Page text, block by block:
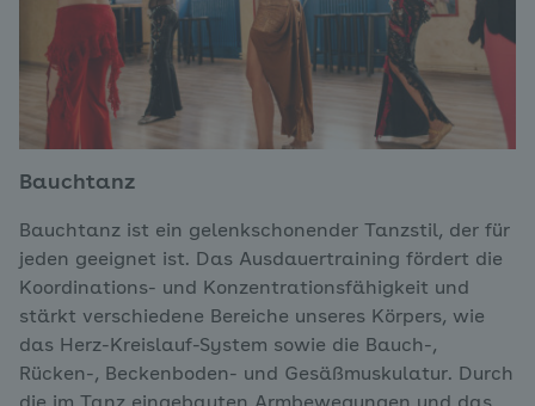
Bauchtanz
Bauchtanz ist ein gelenkschonender Tanzstil, der für
jeden geeignet ist. Das Ausdauertraining fördert die
Koordinations- und Konzentrationsfähigkeit und
stärkt verschiedene Bereiche unseres Körpers, wie
das Herz-Kreislauf-System sowie die Bauch-,
Rücken-, Beckenboden- und Gesäßmuskulatur. Durch